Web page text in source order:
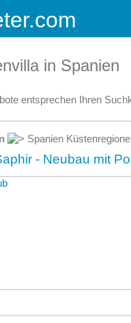
in Spanien
entsprechen Ihren
Spanien
- Neubau mit